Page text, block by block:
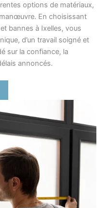
options de matériaux,
En choisissant
bannes à Ixelles, vous
d’un travail soigné et
sur la confiance, la
annoncés.